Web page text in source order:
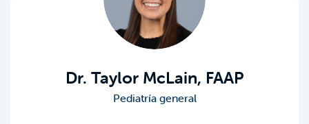
Dr. Taylor McLain, FAAP
Pediatría general